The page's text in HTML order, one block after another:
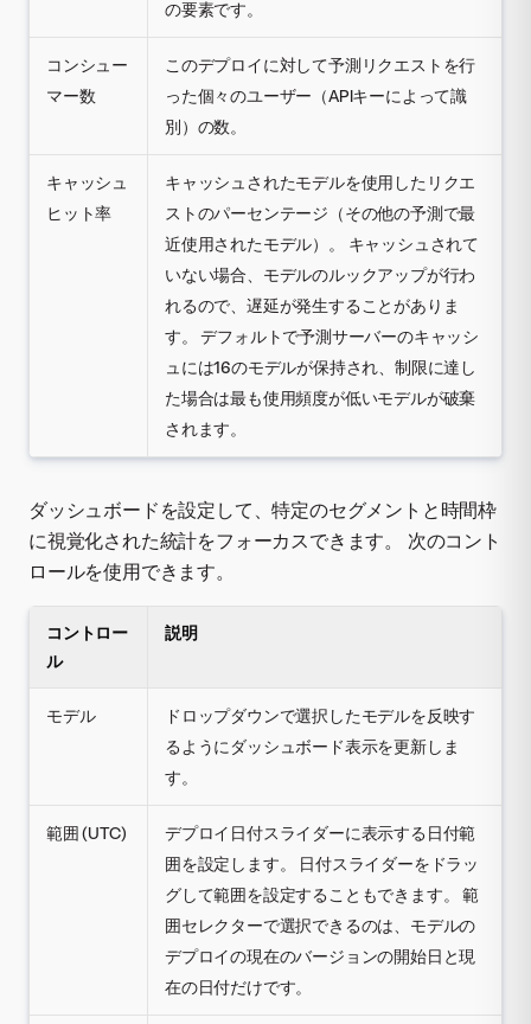
の要素です。
コンシュー
マー数
このデプロイに対して予測リクエストを行
った個々のユーザー（APIキーによって識
別）の数。
キャッシュ
ヒット率
キャッシュされたモデルを使用したリクエ
ストのパーセンテージ（その他の予測で最
近使用されたモデル）。 キャッシュされて
いない場合、モデルのルックアップが行わ
れるので、遅延が発生することがありま
す。 デフォルトで予測サーバーのキャッシ
ュには16のモデルが保持され、制限に達し
た場合は最も使用頻度が低いモデルが破棄
されます。
ダッシュボードを設定して、特定のセグメントと時間枠
に視覚化された統計をフォーカスできます。 次のコント
ロールを使用できます。
コントロー
ル
説明
モデル
ドロップダウンで選択したモデルを反映す
るようにダッシュボード表示を更新しま
す。
範囲 (UTC)
デプロイ日付スライダーに表示する日付範
囲を設定します。 日付スライダーをドラッ
グして範囲を設定することもできます。 範
囲セレクターで選択できるのは、モデルの
デプロイの現在のバージョンの開始日と現
在の日付だけです。